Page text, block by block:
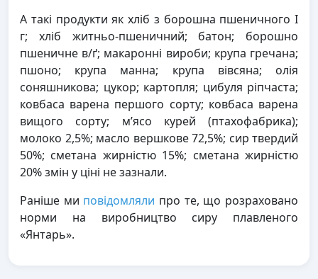
А такі продукти як хліб з борошна пшеничного I
г; хліб житньо-пшеничний; батон; борошно
пшеничне в/ґ; макаронні вироби; крупа гречана;
пшоно; крупа манна; крупа вівсяна; олія
соняшникова; цукор; картопля; цибуля ріпчаста;
ковбаса варена першого сорту; ковбаса варена
вищого сорту; м’ясо курей (птахофабрика);
молоко 2,5%; масло вершкове 72,5%; сир твердий
50%; сметана жирністю 15%; сметана жирністю
20% змін у ціні не зазнали.
Раніше ми повідомляли про те, що розраховано
норми на виробництво сиру плавленого
«Янтарь».